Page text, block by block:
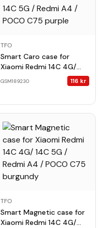
TFO
Smart Caro case for
Xiaomi Redmi 14C 4G/
14C 5G / Redmi A4 /
GSM189230 116 kr
TFO
Smart Magnetic case for
Xiaomi Redmi 14C 4G/